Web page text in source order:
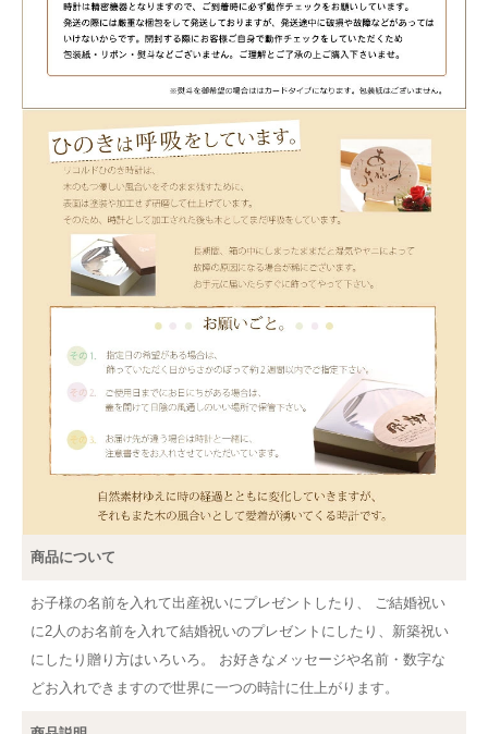
商品について
お子様の名前を入れて出産祝いにプレゼントしたり、 ご結婚祝い
に2人のお名前を入れて結婚祝いのプレゼントにしたり、新築祝い
にしたり贈り方はいろいろ。 お好きなメッセージや名前・数字な
どお入れできますので世界に一つの時計に仕上がります。